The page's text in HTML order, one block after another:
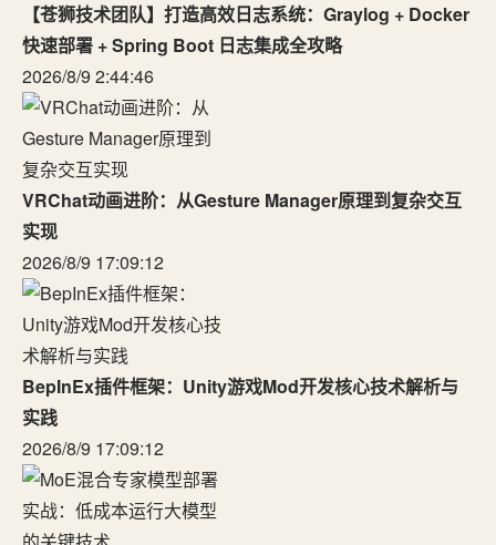
【苍狮技术团队】打造高效日志系统：Graylog + Docker
快速部署 + Spring Boot 日志集成全攻略
2026/8/9 2:44:46
VRChat动画进阶：从Gesture Manager原理到复杂交互
实现
2026/8/9 17:09:12
BepInEx插件框架：Unity游戏Mod开发核心技术解析与
实践
2026/8/9 17:09:12